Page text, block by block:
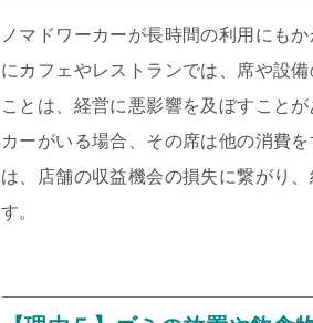
ノマドワーカーが長時間の利用にも
にカフェやレストランでは、席や設
ことは、経営に悪影響を及ぼすこと
カーがいる場合、その席は他の消費
は、店舗の収益機会の損失に繋がり
す。